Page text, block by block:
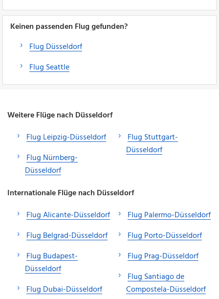
Keinen passenden Flug gefunden?
Flug Düsseldorf
Flug Seattle
Weitere Flüge nach Düsseldorf
Flug Leipzig-Düsseldorf
Flug Nürnberg-
Düsseldorf
Flug Stuttgart-
Düsseldorf
Internationale Flüge nach Düsseldorf
Flug Alicante-Düsseldorf
Flug Belgrad-Düsseldorf
Flug Budapest-
Düsseldorf
Flug Dubai-Düsseldorf
Flug Palermo-Düsseldorf
Flug Porto-Düsseldorf
Flug Prag-Düsseldorf
Flug Santiago de
Compostela-Düsseldorf